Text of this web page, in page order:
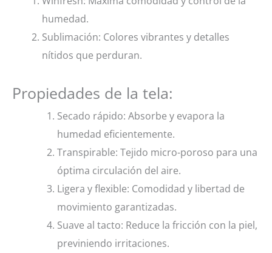
humedad.
Sublimación: Colores vibrantes y detalles
nítidos que perduran.
Propiedades de la tela:
Secado rápido: Absorbe y evapora la
humedad eficientemente.
Transpirable: Tejido micro-poroso para una
óptima circulación del aire.
Ligera y flexible: Comodidad y libertad de
movimiento garantizadas.
Suave al tacto: Reduce la fricción con la piel,
previniendo irritaciones.